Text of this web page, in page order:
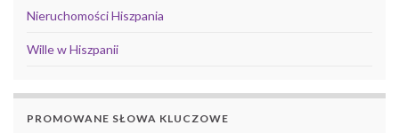
Nieruchomości Hiszpania
Wille w Hiszpanii
PROMOWANE SŁOWA KLUCZOWE